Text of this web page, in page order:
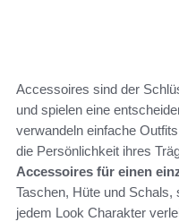
Accessoires sind der
und spielen eine
verwandeln einfache
die Persönlichkeit ihres
Accessoires für einen
Taschen, Hüte und
jedem Look Charakter